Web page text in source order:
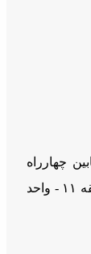
چهارراه
سرو و کتاب - برج لیام (پلاک ۷۶) - طبقه ۱۱ - واحد